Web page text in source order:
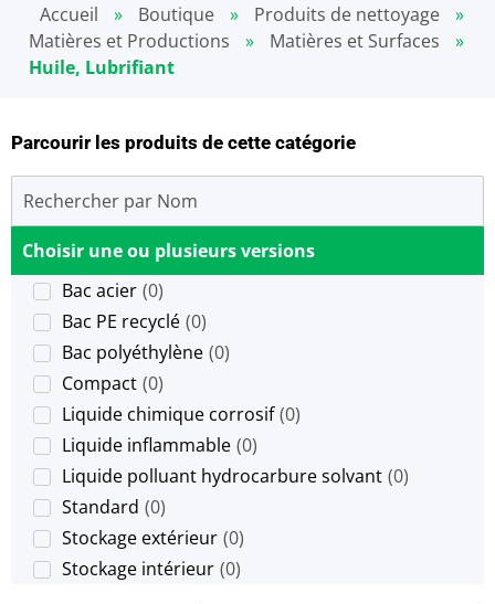
Accueil » Boutique » Produits de nettoyage
»
Matières et Productions
» Matières et Surfaces
»
Huile, Lubrifiant
Parcourir les produits de cette catégorie
Choisir une ou plusieurs versions
Bac acier (0)
Bac PE recyclé (0)
Bac polyéthylène (0)
Compact (0)
Liquide chimique corrosif (0)
Liquide inflammable (0)
Liquide polluant hydrocarbure solvant (0)
Standard (0)
Stockage extérieur (0)
Stockage intérieur (0)